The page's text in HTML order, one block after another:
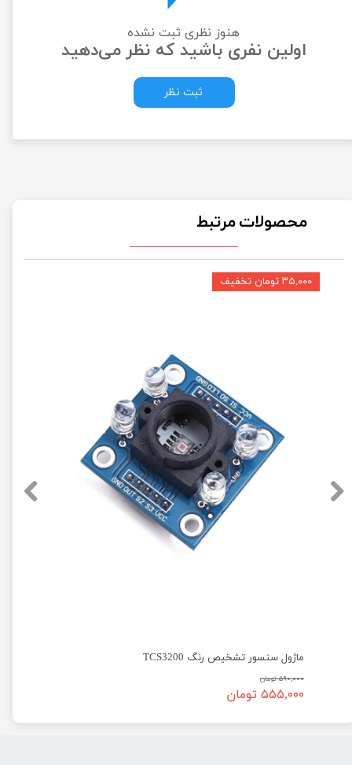
هنوز نظری ثبت نشده
اولین نفری باشید که نظر می‌دهید
ثبت نظر
محصولات مرتبط
ماژول سنسور تشخیص رنگ TCS3200
۵۹۰,۰۰۰ تومان
۵۵۵,۰۰۰ تومان
۳۵,۰۰۰ تومان تخفیف